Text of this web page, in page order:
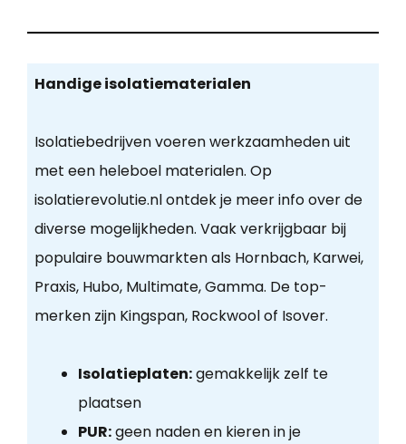
Handige isolatiematerialen
Isolatiebedrijven voeren werkzaamheden uit
met een heleboel materialen. Op
isolatierevolutie.nl ontdek je meer info over de
diverse mogelijkheden. Vaak verkrijgbaar bij
populaire bouwmarkten als Hornbach, Karwei,
Praxis, Hubo, Multimate, Gamma. De top-
merken zijn Kingspan, Rockwool of Isover.
Isolatieplaten:gemakkelijk zelf te
plaatsen
PUR:geen naden en kieren in je